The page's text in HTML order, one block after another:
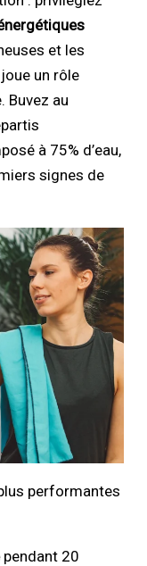
et les
joue un rôle
Buvez au
à 75% d’eau,
signes de
performantes
pendant 20